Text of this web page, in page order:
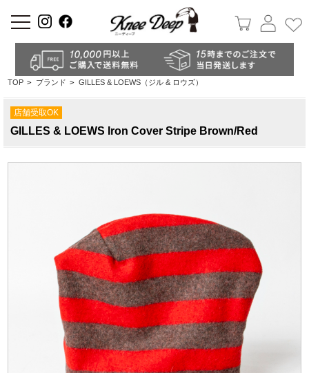
a
TOP > ブランド > GILLES & LOEWS（ジル & ロウズ）
店舗受取OK
GILLES & LOEWS Iron Cover Stripe Brown/Red